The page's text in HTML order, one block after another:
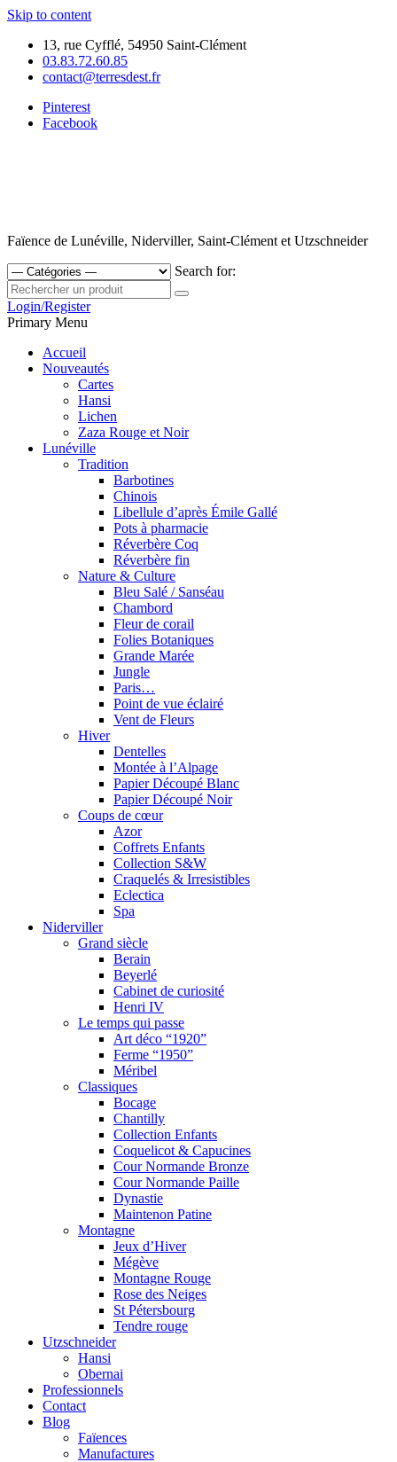
Skip to content
13, rue Cyfflé, 54950 Saint-Clément
03.83.72.60.85
contact@terresdest.fr
Pinterest
Facebook
Faïence de Lunéville, Niderviller, Saint-Clément et Utzschneider
Search for:
Login/Register
Primary Menu
Accueil
Nouveautés
Cartes
Hansi
Lichen
Zaza Rouge et Noir
Lunéville
Tradition
Barbotines
Chinois
Libellule d’après Émile Gallé
Pots à pharmacie
Réverbère Coq
Réverbère fin
Nature & Culture
Bleu Salé / Sanséau
Chambord
Fleur de corail
Folies Botaniques
Grande Marée
Jungle
Paris…
Point de vue éclairé
Vent de Fleurs
Hiver
Dentelles
Montée à l’Alpage
Papier Découpé Blanc
Papier Découpé Noir
Coups de cœur
Azor
Coffrets Enfants
Collection S&W
Craquelés & Irresistibles
Eclectica
Spa
Niderviller
Grand siècle
Berain
Beyerlé
Cabinet de curiosité
Henri IV
Le temps qui passe
Art déco “1920”
Ferme “1950”
Méribel
Classiques
Bocage
Chantilly
Collection Enfants
Coquelicot & Capucines
Cour Normande Bronze
Cour Normande Paille
Dynastie
Maintenon Patine
Montagne
Jeux d’Hiver
Mégève
Montagne Rouge
Rose des Neiges
St Pétersbourg
Tendre rouge
Utzschneider
Hansi
Obernai
Professionnels
Contact
Blog
Faïences
Manufactures